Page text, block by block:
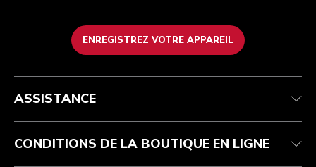
ENREGISTREZ VOTRE APPAREIL
Health Check
Suivez votre commande
Recupel
Conditions générales de vente
Retours et remboursements
ODR
La marque
Trouver une boutique
ASSISTANCE
CONDITIONS DE LA BOUTIQUE EN LIGNE